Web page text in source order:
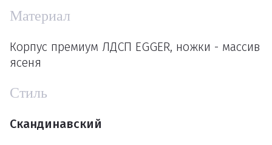
Материал
Корпус премиум ЛДСП EGGER, ножки - массив
ясеня
Стиль
Скандинавский